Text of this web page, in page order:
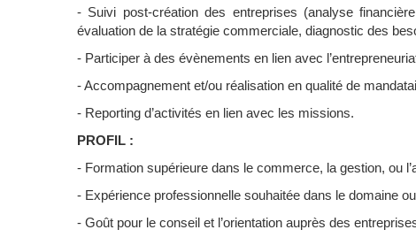
- Suivi post-création des entreprises (analyse
évaluation de la stratégie commerciale, diagnostic des
- Participer à des évènements en lien avec
- Accompagnement et/ou réalisation en qualité de
- Reporting d’activités en lien avec les missions.
PROFIL :
- Formation supérieure dans le commerce, la gestion, ou
- Expérience professionnelle souhaitée dans le domaine
- Goût pour le conseil et l’orientation auprès des